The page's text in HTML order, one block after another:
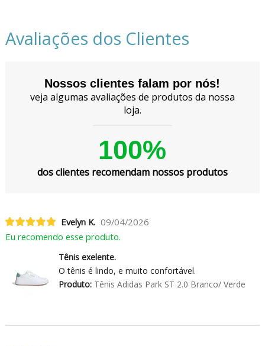
Avaliações dos Clientes
Nossos clientes falam por nós!
veja algumas avaliações de produtos da nossa
loja.
100%
dos clientes recomendam nossos produtos
Evelyn K. 09/04/2026
Eu recomendo esse produto.
Tênis exelente.
O tênis é lindo, e muito confortável.
Produto:Tênis Adidas Park ST 2.0 Branco/ Verde